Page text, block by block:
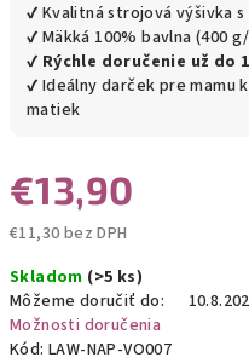
✔ Kvalitná strojová výšivka
✔ Mäkká 100% bavlna (400
✔ Rýchle doručenie už do
✔ Ideálny darček pre mamu
matiek
€13,90
€11,30 bez DPH
cena:
Skladom (>5 ks)
Môžeme doručiť do:
Možnosti doručenia
Kód: LAW-NAP-VO007